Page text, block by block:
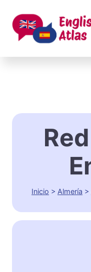
contenido
Inicio > Almería >